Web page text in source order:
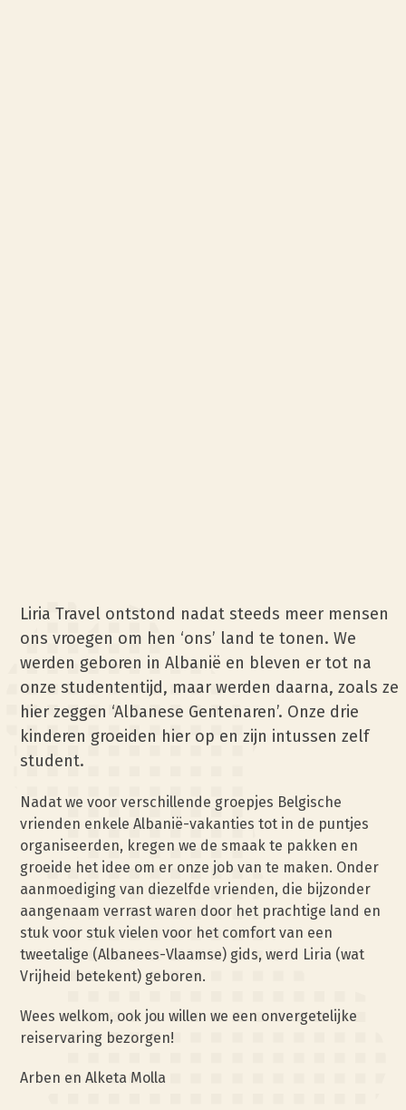
Liria Travel ontstond nadat steeds meer mensen
ons vroegen om hen ‘ons’ land te tonen. We
werden geboren in Albanië en bleven er tot na
onze studententijd, maar werden daarna, zoals ze
hier zeggen ‘Albanese Gentenaren’. Onze drie
kinderen groeiden hier op en zijn intussen zelf
student.
Nadat we voor verschillende groepjes Belgische
vrienden enkele Albanië-vakanties tot in de puntjes
organiseerden, kregen we de smaak te pakken en
groeide het idee om er onze job van te maken. Onder
aanmoediging van diezelfde vrienden, die bijzonder
aangenaam verrast waren door het prachtige land en
stuk voor stuk vielen voor het comfort van een
tweetalige (Albanees-Vlaamse) gids, werd Liria (wat
Vrijheid betekent) geboren.
Wees welkom, ook jou willen we een onvergetelijke
reiservaring bezorgen!
Arben en Alketa Molla